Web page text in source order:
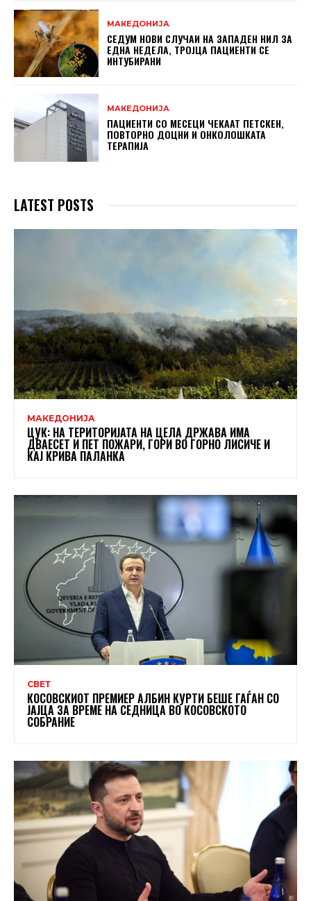
МАКЕДОНИЈА
СЕДУМ НОВИ СЛУЧАИ НА ЗАПАДЕН НИЛ ЗА
ЕДНА НЕДЕЛА, ТРОЈЦА ПАЦИЕНТИ СЕ
ИНТУБИРАНИ
МАКЕДОНИЈА
ПАЦИЕНТИ СО МЕСЕЦИ ЧЕКААТ ПЕТСКЕН,
ПОВТОРНО ДОЦНИ И ОНКОЛОШКАТА
ТЕРАПИЈА
LATEST POSTS
МАКЕДОНИЈА
ЦУК: НА ТЕРИТОРИЈАТА НА ЦЕЛА ДРЖАВА ИМА
ДВАЕСЕТ И ПЕТ ПОЖАРИ, ГОРИ ВО ГОРНО ЛИСИЧЕ И
КАЈ КРИВА ПАЛАНКА
СВЕТ
КОСОВСКИОТ ПРЕМИЕР АЛБИН КУРТИ БЕШЕ ГАЃАН СО
ЈАЈЦА ЗА ВРЕМЕ НА СЕДНИЦА ВО КОСОВСКОТО
СОБРАНИЕ